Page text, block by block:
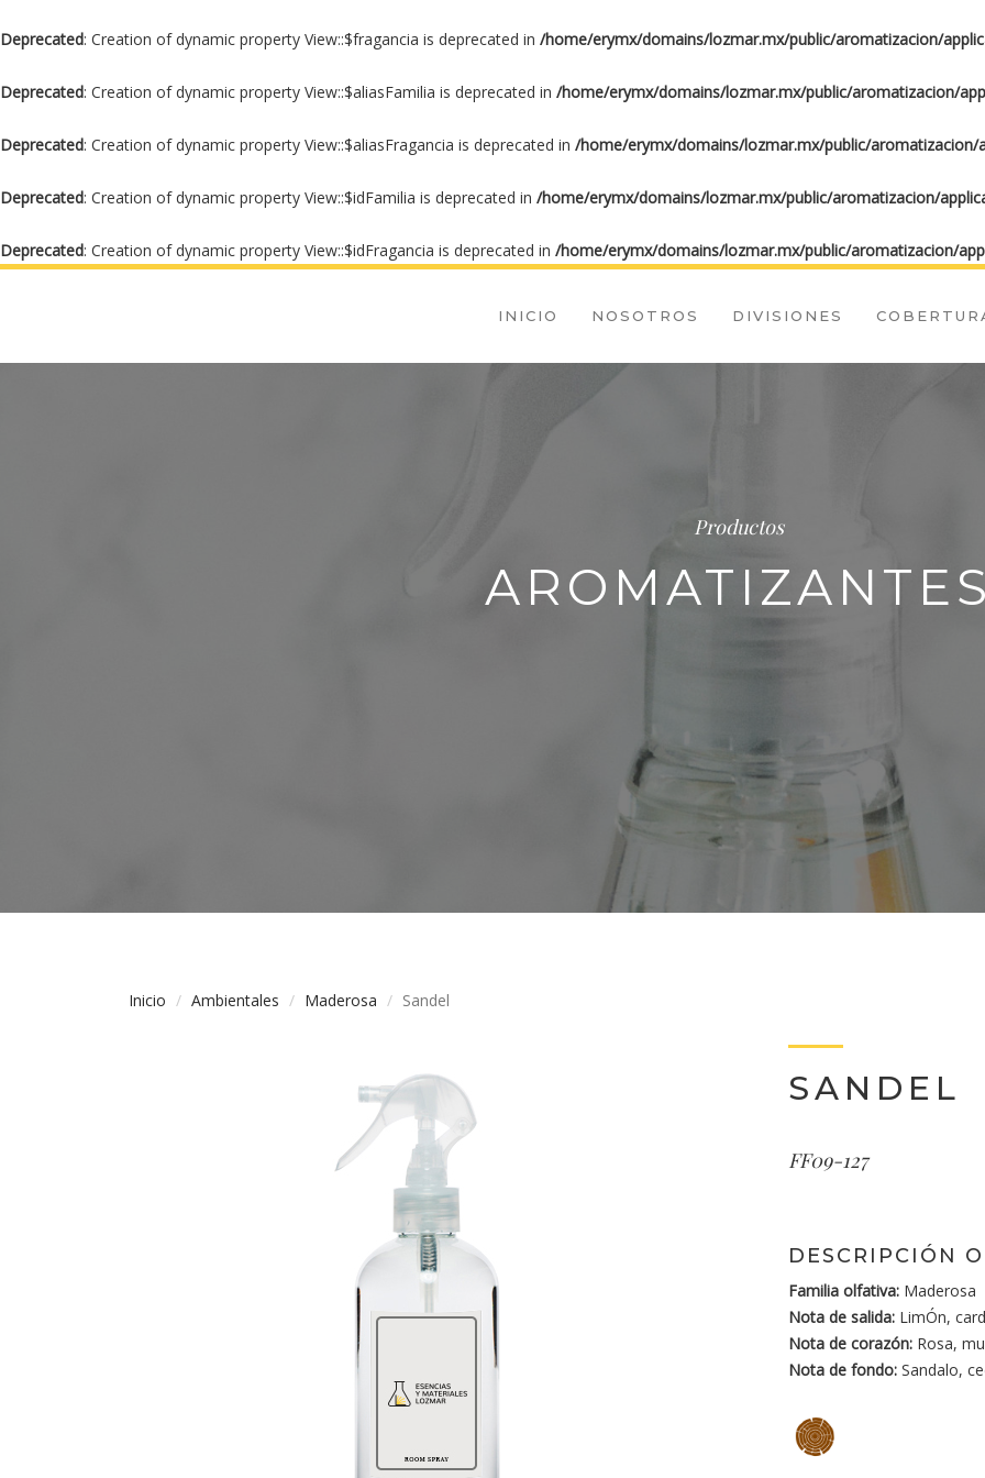
Deprecated: Creation of dynamic property View::$fragancia is deprecated in /home/erymx/domains/lozmar.mx/public/aromatizacion/
Deprecated: Creation of dynamic property View::$aliasFamilia is deprecated in /home/erymx/domains/lozmar.mx/public/aromatizacion/
Deprecated: Creation of dynamic property View::$aliasFragancia is deprecated in /home/erymx/domains/lozmar.mx/public/aromatizacion/
Deprecated: Creation of dynamic property View::$idFamilia is deprecated in /home/erymx/domains/lozmar.mx/public/aromatizacion/
Deprecated: Creation of dynamic property View::$idFragancia is deprecated in /home/erymx/domains/lozmar.mx/public/aromatizacion/
INICIO NOSOTROS DIVISIONES
Productos
Inicio Ambientales Maderosa Sandel
SANDEL
FF09-127
DESCRIPCIÓN
Familia olfativa: Maderosa
Nota de salida: LimÓn,
Nota de corazón: Rosa,
Nota de fondo: Sandalo,